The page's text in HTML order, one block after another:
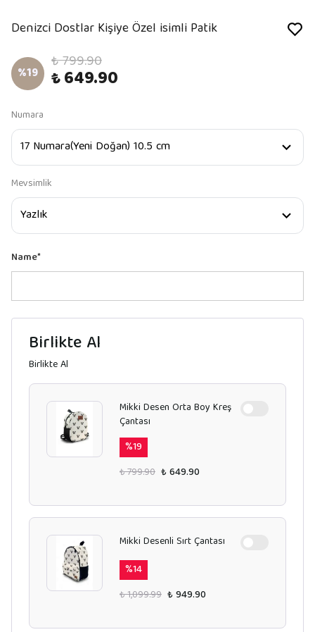
Denizci Dostlar Kişiye Özel isimli Patik
%19 ₺ 799.90
₺ 649.90
Numara
Mevsimlik
Name*
Birlikte Al
Birlikte Al
Mikki Desen Orta Boy Kreş
Çantası
%19
₺ 799.90 ₺ 649.90
Mikki Desenli Sırt Çantası
%14
₺ 1,099.99 ₺ 949.90